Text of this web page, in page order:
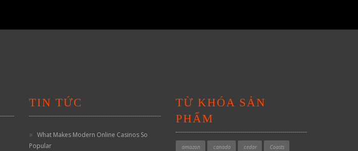
TIN TỨC
What Makes Modern Online Casinos So
Popular
TỪ KHÓA SẢN
PHẨM
amazon canada cedar Coasts